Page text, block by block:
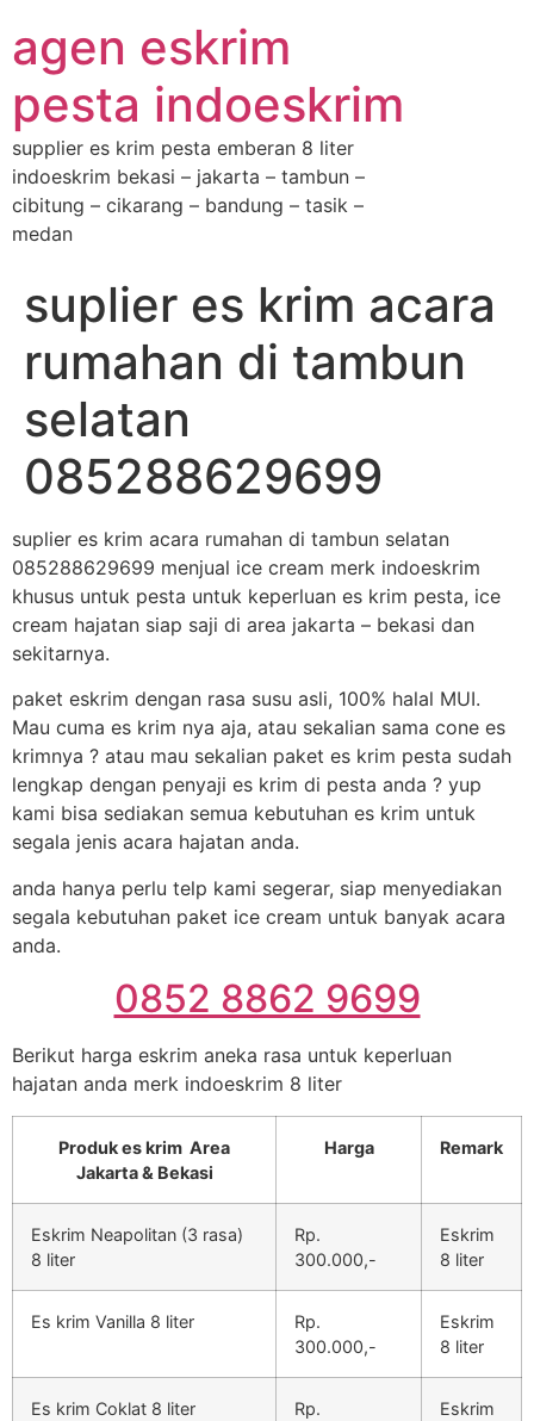
agen eskrim
pesta indoeskrim
supplier es krim pesta emberan 8 liter
indoeskrim bekasi – jakarta – tambun –
cibitung – cikarang – bandung – tasik –
medan
suplier es krim acara
rumahan di tambun
selatan
085288629699
suplier es krim acara rumahan di tambun selatan
085288629699 menjual ice cream merk indoeskrim
khusus untuk pesta untuk keperluan es krim pesta, ice
cream hajatan siap saji di area jakarta – bekasi dan
sekitarnya.
paket eskrim dengan rasa susu asli, 100% halal MUI.
Mau cuma es krim nya aja, atau sekalian sama cone es
krimnya ? atau mau sekalian paket es krim pesta sudah
lengkap dengan penyaji es krim di pesta anda ? yup
kami bisa sediakan semua kebutuhan es krim untuk
segala jenis acara hajatan anda.
anda hanya perlu telp kami segerar, siap menyediakan
segala kebutuhan paket ice cream untuk banyak acara
anda.
0852 8862 9699
Berikut harga eskrim aneka rasa untuk keperluan
hajatan anda merk indoeskrim 8 liter
Produk es krim Area
Jakarta & Bekasi
Harga Remark
Eskrim Neapolitan (3 rasa)
8 liter
Rp.
300.000,-
Eskrim
8 liter
Es krim Vanilla 8 liter
Rp.
300.000,-
Eskrim
8 liter
Es krim Coklat 8 liter
Rp.
Eskrim